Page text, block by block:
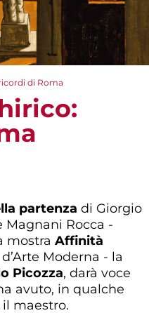
di Roma
partenza di Giorgio
Magnani Rocca -
mostra Affinità
Moderna - la
Picozza, darà voce
avuto, in qualche
maestro.